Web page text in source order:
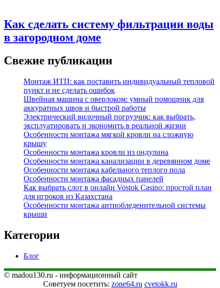
Как сделать систему фильтрации воды
в загородном доме
Свежие публикации
Монтаж ИТП: как поставить индивидуальный тепловой
пункт и не сделать ошибок
Швейная машина с оверлоком: умный помощник для
аккуратных швов и быстрой работы
Электрический вилочный погрузчик: как выбрать,
эксплуатировать и экономить в реальной жизни
Особенности монтажа мягкой кровли на сложную
крышу
Особенности монтажа кровли из ондулина
Особенности монтажа канализации в деревянном доме
Особенности монтажа кабельного теплого пола
Особенности монтажа фасадных панелей
Как выбрать слот в онлайн Vostok Casino: простой план
для игроков из Казахстана
Особенности монтажа антиобледенительной системы
крыши
Категории
Блог
© madou130.ru - информационный сайт
Советуем посетить: zone64.ru cvetokk.ru